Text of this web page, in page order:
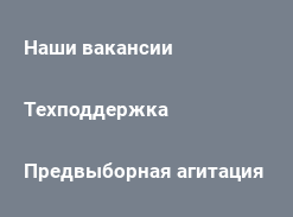
Наши вакансии
Техподдержка
Предвыборная агитация